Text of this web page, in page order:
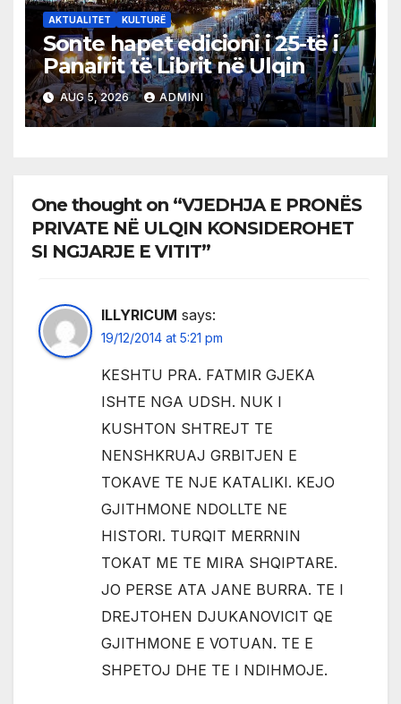
AKTUALITET KULTURË
Sonte hapet edicioni i 25-të i
Panairit të Librit në Ulqin
AUG 5, 2026 ADMINI
One thought on “VJEDHJA E PRONËS
PRIVATE NË ULQIN KONSIDEROHET
SI NGJARJE E VITIT”
ILLYRICUM says:
19/12/2014 at 5:21 pm
KESHTU PRA. FATMIR GJEKA
ISHTE NGA UDSH. NUK I
KUSHTON SHTREJT TE
NENSHKRUAJ GRBITJEN E
TOKAVE TE NJE KATALIKI. KEJO
GJITHMONE NDOLLTE NE
HISTORI. TURQIT MERRNIN
TOKAT ME TE MIRA SHQIPTARE.
JO PERSE ATA JANE BURRA. TE I
DREJTOHEN DJUKANOVICIT QE
GJITHMONE E VOTUAN. TE E
SHPETOJ DHE TE I NDIHMOJE.